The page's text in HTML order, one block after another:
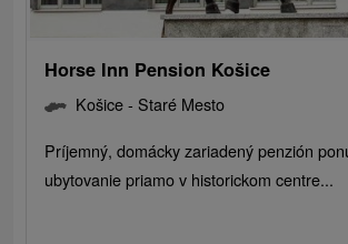
Horse Inn Pension Košice
Košice - Staré Mesto
Príjemný, domácky zariadený penzión
ubytovanie priamo v historickom centre...